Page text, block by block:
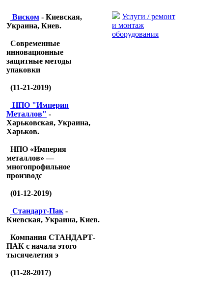
Виском - Киевская,
Украина, Киев.
Современные
инновационные
защитные методы
упаковки
(11-21-2019)
НПО "Империя
Металлов" -
Харьковская, Украина,
Харьков.
НПО «Империя
металлов» —
многопрофильное
производс
(01-12-2019)
Стандарт-Пак -
Киевская, Украина, Киев.
Компания СТАНДАРТ-
ПАК с начала этого
тысячелетия э
(11-28-2017)
Услуги / ремонт
и монтаж
оборудования